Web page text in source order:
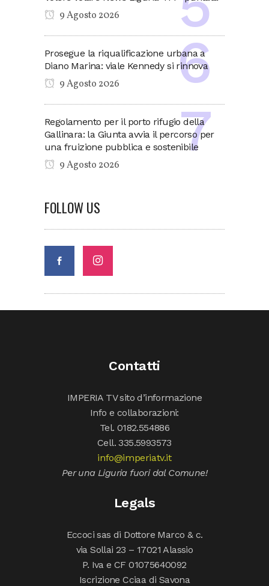
9 Agosto 2026
Prosegue la riqualificazione urbana a
Diano Marina: viale Kennedy si rinnova
9 Agosto 2026
Regolamento per il porto rifugio della
Gallinara: la Giunta avvia il percorso per
una fruizione pubblica e sostenibile
9 Agosto 2026
FOLLOW US
Contatti
IMPERIA TV sito d’informazione
Info e collaborazioni:
Tel. 0182.554886
Cell. 335.5993573
info@imperiatv.it
Per una Liguria fuori dal Comune!
Legals
Eccoci sas di Dottore Marco & c.
via Sollai 23 – 17021 Alassio
P. Iva e CF 01075640092
Iscrizione Cciaa di Savona